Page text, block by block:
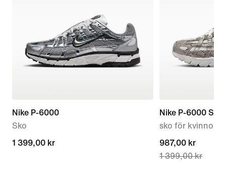
Nike P-6000
Sko
1 399,00 kr
1 399,00 kr
Nike P-6000 SE
sko för kvinnor
current
price
987,00 kr
1 399,00 kr